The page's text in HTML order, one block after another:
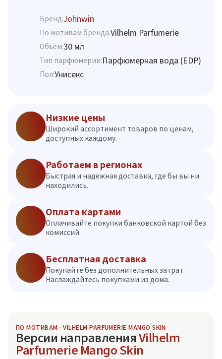
Бренд:Johnwin
По мотивам бренда:Vilhelm Parfumerie
Объём:30 мл
Тип парфюмерии:Парфюмерная вода (EDP)
Пол:Унисекс
Низкие цены
Широкий ассортимент товаров по ценам,
доступных каждому.
Работаем в регионах
Быстрая и надежная доставка, где бы вы ни
находились.
Оплата картами
Оплачивайте покупки банковской картой без
комиссий.
Бесплатная доставка
Покупайте без дополнительных затрат.
Наслаждайтесь покупками из дома.
ПО МОТИВАМ · VILHELM PARFUMERIE MANGO SKIN
Версии направления Vilhelm
Parfumerie Mango Skin